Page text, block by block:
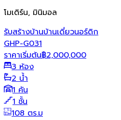
โมเดิร์น, มินิมอล
รับสร้างบ้านบ้านเดี่ยวนอร์ดิก
GHP-G031
ราคาเริ่มต้น฿2,000,000
3 ห้อง
2 น้ำ
1 คัน
1 ชั้น
108 ตร.ม